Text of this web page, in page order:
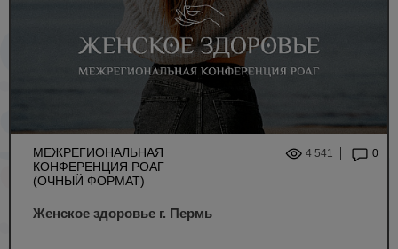
МЕЖРЕГИОНАЛЬНАЯ
КОНФЕРЕНЦИЯ РОАГ
(ОЧНЫЙ ФОРМАТ)
4 541 0
Женское здоровье г. Пермь